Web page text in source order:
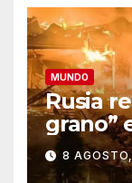
MUNDO
Rusia
grano”
el8